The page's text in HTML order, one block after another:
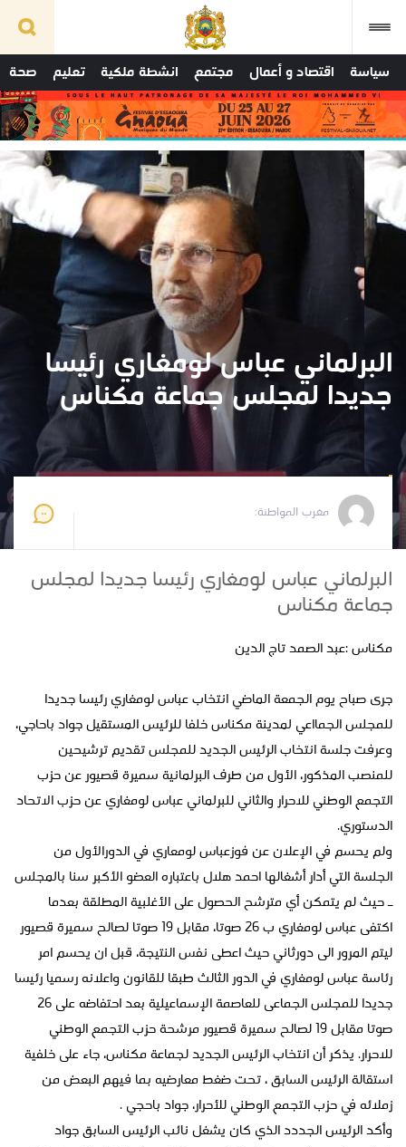
سياسة اقتصاد و أعمال مجتمع انشطة ملكية تعليم صحة
البرلماني عباس لومغاري رئيسا
جديدا لمجلس جماعة مكناس
مغرب المواطنة:
البرلماني عباس لومغاري رئيسا جديدا لمجلس
جماعة مكناس
مكناس :عبد الصمد تاج الدين
جرى صباح يوم الجمعة الماضي انتخاب عباس لومغاري رئيسا جديدا
للمجلس الجمااعي لمدينة مكناس خلفا للرئيس المستقيل جواد باحاجي،
وعرفت جلسة انتخاب الرئيس الجديد للمجلس تقديم ترشيحين
للمنصب المذكور، الأول من طرف البرلمانية سميرة قصيور عن حزب
التجمع الوطني للاحرار والثاني للبرلماني عباس لومغاري عن حزب الاتحاد
الدستوري.
ولم يحسم في الإعلان عن فوزعباس لومعاري في الدورالأول من
الجلسة التي أدار أشغالها احمد هلال باعتباره العضو الأكبر سنا بالمجلس
ـ حيث لم يتمكن أي مترشح الحصول على الأغلبية المطلقة بعدما
اكتفى عباس لومغاري ب 26 صوتا، مقابل 19 صوتا لصالح سميرة قصيور
ليتم المرور الى دورثاني حيث اعطى نفس النتيجة، قبل ان يحسم امر
رئاسة عباس لومغاري في الدور الثالث طبقا للقانون واعلانه رسميا رئيسا
جديدا للمجلس الجماعى للعاصمة الإسماعيلية بعد احتفاضه على 26
صوتا مقابل 19 لصالح سميرة قصيور مرشحة حزب التجمع الوطني
للاحرار. يذكر أن انتخاب الرئيس الجديد لجماعة مكناس، جاء على خلفية
استقالة الرئيس السابق ، تحت ضغط معارضيه بما فيهم البعض من
زملائه في حزب التجمع الوطني للأحرار، جواد باحجي .
وأكد الرئيس الجددد الذي كان يشغل نائب الرئيس السابق جواد